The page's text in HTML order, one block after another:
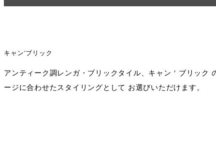
キャン'ブリック
アンティーク調レンガ・ブリックタイル、キャン ’ ブリック
ージに合わせたスタイリングとして お選びいただけます。